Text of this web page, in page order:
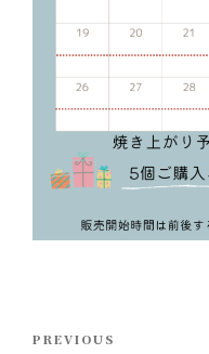
Previous
PREVIOUS